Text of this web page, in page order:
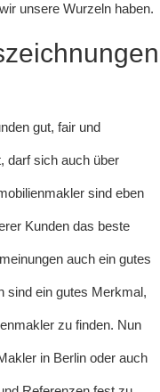
unsere Wurzeln haben.
gut, fair und
darf sich auch über
sind eben
Kunden das beste
auch ein gutes
sind ein gutes Merkmal,
zu finden. Nun
in Berlin oder auch